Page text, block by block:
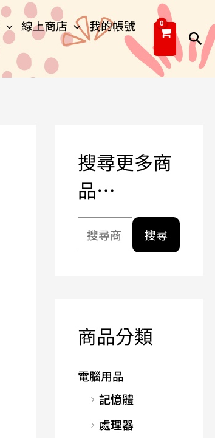
線上商店
我的帳號
搜
尋
搜尋更多商
品…
尋
搜尋
商品分類
電腦用品
記憶體
處理器